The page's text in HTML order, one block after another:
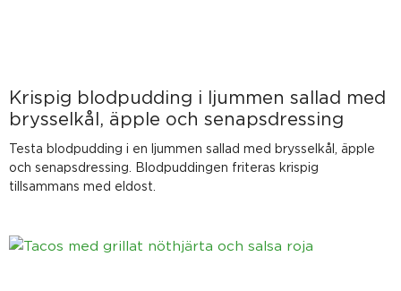
Krispig blodpudding i ljummen sallad med
brysselkål, äpple och senapsdressing
Testa blodpudding i en ljummen sallad med brysselkål, äpple
och senapsdressing. Blodpuddingen friteras krispig
tillsammans med eldost.